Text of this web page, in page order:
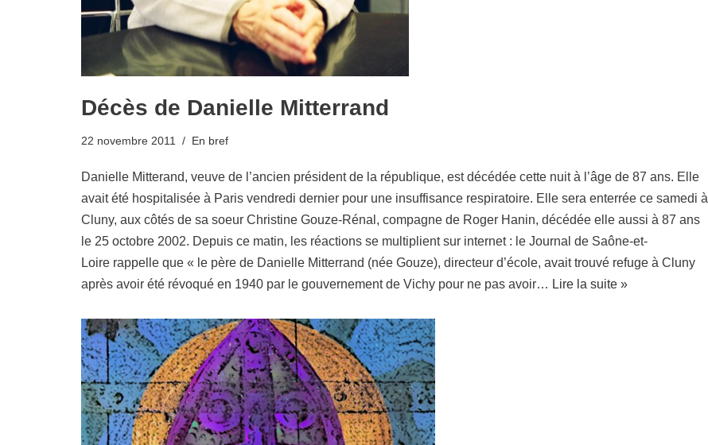
Décès de Danielle Mitterrand
22 novembre 2011 En bref
Danielle Mitterand, veuve de l’ancien président de la république, est décédée cette nuit à l’âge de 87 ans. Elle
avait été hospitalisée à Paris vendredi dernier pour une insuffisance respiratoire. Elle sera enterrée ce samedi à
Cluny, aux côtés de sa soeur Christine Gouze-Rénal, compagne de Roger Hanin, décédée elle aussi à 87 ans
le 25 octobre 2002. Depuis ce matin, les réactions se multiplient sur internet : le Journal de Saône-et-
Loire rappelle que « le père de Danielle Mitterrand (née Gouze), directeur d’école, avait trouvé refuge à Cluny
après avoir été révoqué en 1940 par le gouvernement de Vichy pour ne pas avoir… Lire la suite »